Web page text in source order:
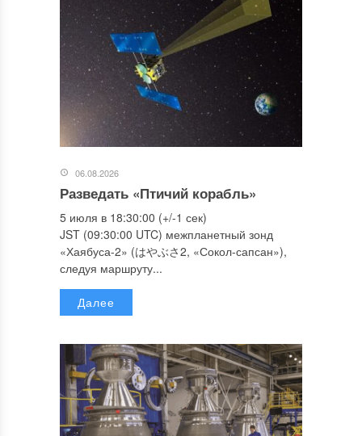
06.08.2026
Разведать «Птичий корабль»
5 июля в 18:30:00 (+/-1 сек)
JST (09:30:00 UTC) межпланетный зонд
«Хаябуса-2» (はやぶさ2, «Сокол-сапсан»),
следуя маршруту...
Далее